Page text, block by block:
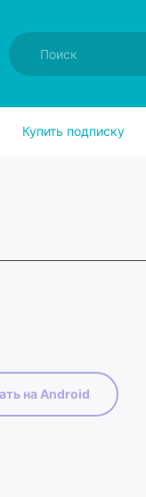
Купить подписку
на Android